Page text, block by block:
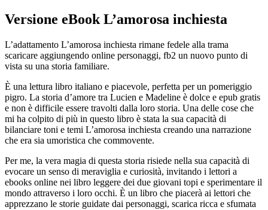
Versione eBook L’amorosa inchiesta
L’adattamento L’amorosa inchiesta rimane fedele alla trama
scaricare aggiungendo online personaggi, fb2 un nuovo punto di
vista su una storia familiare.
È una lettura libro italiano e piacevole, perfetta per un pomeriggio
pigro. La storia d’amore tra Lucien e Madeline è dolce e epub gratis
e non è difficile essere travolti dalla loro storia. Una delle cose che
mi ha colpito di più in questo libro è stata la sua capacità di
bilanciare toni e temi L’amorosa inchiesta creando una narrazione
che era sia umoristica che commovente.
Per me, la vera magia di questa storia risiede nella sua capacità di
evocare un senso di meraviglia e curiosità, invitando i lettori a
ebooks online nei libro leggere dei due giovani topi e sperimentare il
mondo attraverso i loro occhi. È un libro che piacerà ai lettori che
apprezzano le storie guidate dai personaggi, scarica ricca e sfumata